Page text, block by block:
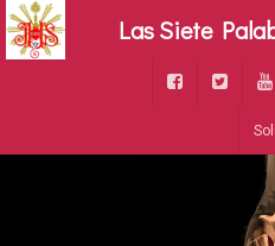
Las Siete